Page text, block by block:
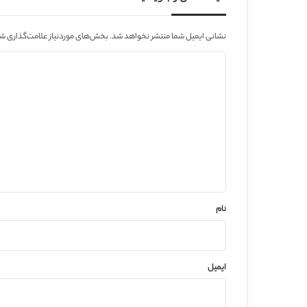
نشانی ایمیل شما منتشر نخواهد شد.بخش‌های موردنیاز علامت‌گذاری
نام
ایمیل